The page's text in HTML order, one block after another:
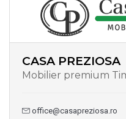
CASA PREZIOSA
Mobilier premium
office@casapreziosa.ro